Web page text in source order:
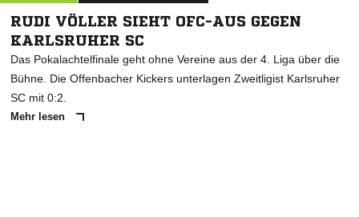
RUDI VÖLLER SIEHT OFC-AUS GEGEN
KARLSRUHER SC
Das Pokalachtelfinale geht ohne Vereine aus der 4. Liga über die
Bühne. Die Offenbacher Kickers unterlagen Zweitligist Karlsruher
SC mit 0:2.
Mehr lesen